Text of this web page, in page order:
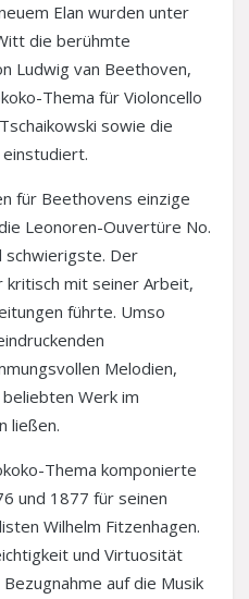
Elan wurden unter
die berühmte
Ludwig van Beethoven,
Thema für Violoncello
sowie die
für Beethovens einzige
Leonoren-Ouvertüre No.
schwierigste. Der
mit seiner Arbeit,
führte. Umso
Melodien,
Werk im
ließen.
Thema komponierte
und 1877 für seinen
Wilhelm Fitzenhagen.
und Virtuosität
auf die Musik